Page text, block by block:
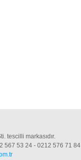
tescilli markasıdır.
567 53 24 - 0212 576 71 84